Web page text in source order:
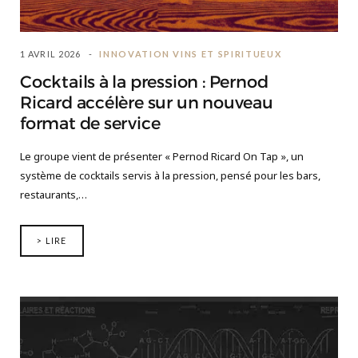
1 AVRIL 2026 INNOVATION VINS ET SPIRITUEUX
Cocktails à la pression : Pernod
Ricard accélère sur un nouveau
format de service
Le groupe vient de présenter « Pernod Ricard On Tap », un
système de cocktails servis à la pression, pensé pour les bars,
restaurants,…
> LIRE